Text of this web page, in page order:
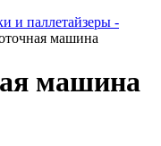
и паллетайзеры -
машина
машина